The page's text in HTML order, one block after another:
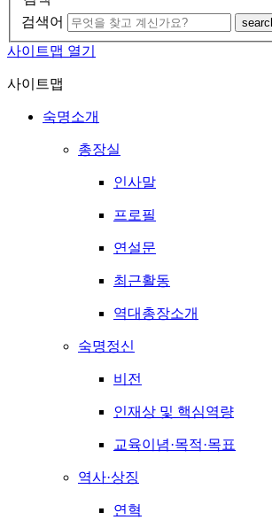
검색어
사이트맵 열기
사이트맵
숙명소개
총장실
인사말
프로필
연설문
최근활동
역대총장소개
숙명정신
비전
인재상 및 핵심역량
교육이념·목적·목표
역사·상징
연혁